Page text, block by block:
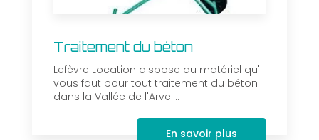
Traitement du béton
Lefèvre Location dispose du matériel qu'il
vous faut pour tout traitement du béton
dans la Vallée de l'Arve....
En savoir plus